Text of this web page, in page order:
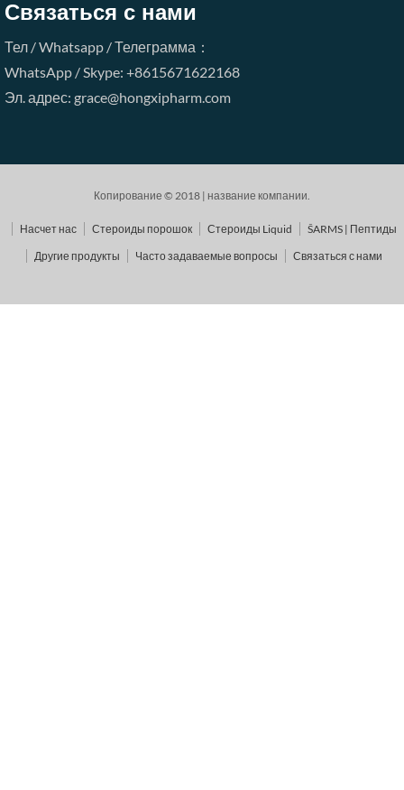
Связаться с нами
Тел / Whatsapp / Телеграмма：
WhatsApp / Skype: +8615671622168
Эл. адрес: grace@hongxipharm.com
Копирование © 2018 | название компании.
Насчет нас Стероиды порошок Стероиды Liquid
ŠARMS | Пептиды
Другие продукты
Часто задаваемые вопросы Связаться с нами